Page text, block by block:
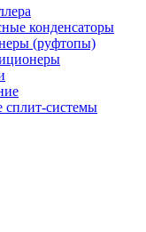
конденсаторы
(руфтопы)
системы